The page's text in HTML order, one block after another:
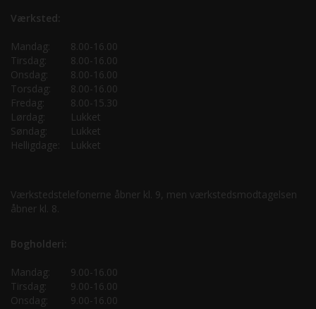
Værksted:
Mandag:
8.00-16.00
Tirsdag:
8.00-16.00
Onsdag:
8.00-16.00
Torsdag:
8.00-16.00
Fredag:
8.00-15.30
Lørdag:
Lukket
Søndag:
Lukket
Helligdage:
Lukket
Værkstedstelefonerne åbner kl. 9, men værkstedsmodtagelsen
åbner kl. 8.
Bogholderi:
Mandag:
9.00-16.00
Tirsdag:
9.00-16.00
Onsdag:
9.00-16.00